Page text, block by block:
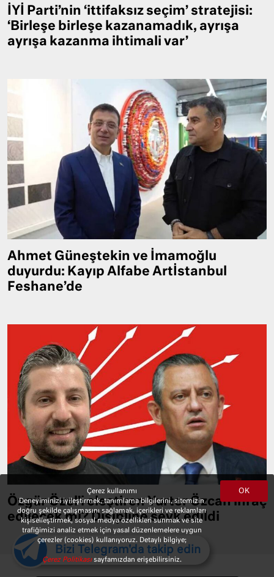
İYİ Parti’nin ‘ittifaksız seçim’ stratejisi:
‘Birleşe birleşe kazanamadık, ayrışa
ayrışa kazanma ihtimali var’
Ahmet Güneştekin ve İmamoğlu
duyurdu: Kayıp Alfabe Artİstanbul
Feshane’de
Özgür Özel’i eleştiren Yurter Özcan ihraç
edilecek mi? Disipline sevk edildi
OK
Çerez kullanımı
Deneyiminizi iyileştirmek, tanımlama bilgilerini, sitemizin
doğru şekilde çalışmasını sağlamak, içerikleri ve reklamları
kişiselleştirmek, sosyal medya özellikleri sunmak ve site
trafiğimizi analiz etmek için yasal düzenlemelere uygun
çerezler (cookies) kullanıyoruz. Detaylı bilgiye;
Çerez Politikasısayfamızdan erişebilirsiniz.
Bizi Telegram'da takip edin